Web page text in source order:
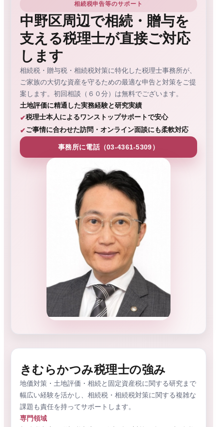
相続税申告等のサポート
中野区周辺で相続・贈与を
支える税理士が直接ご対応
します
相続税・贈与税・相続税対策に特化した税理士事務所が、
ご家族の大切な資産を守るための最適な申告と対策をご提
案します。初回相談（６０分）は無料でございます。
土地評価に精通した実務経験と研究実績
税理士本人によるワンストップサポートで安心
ご事情に合わせた訪問・オンライン面談にも柔軟対応
事務所に電話（03-4361-5309）
きむらかつみ税理士の強み
地価対策・土地評価・相続と固定資産税に関する研究まで
幅広い経験を活かし、相続税・相続税対策に関する複雑な
課題も責任を持ってサポートします。
専門領域